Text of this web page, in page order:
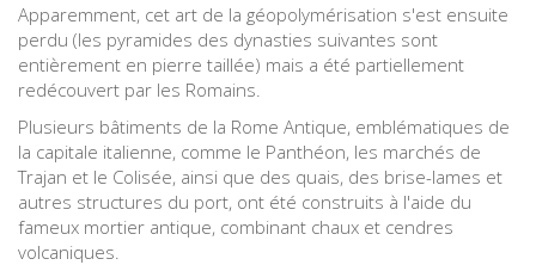
Apparemment, cet art de la géopolymérisation s'est ensuite
perdu (les pyramides des dynasties suivantes sont
entièrement en pierre taillée) mais a été partiellement
redécouvert par les Romains.
Plusieurs bâtiments de la Rome Antique, emblématiques de
la capitale italienne, comme le Panthéon, les marchés de
Trajan et le Colisée, ainsi que des quais, des brise-lames et
autres structures du port, ont été construits à l'aide du
fameux mortier antique, combinant chaux et cendres
volcaniques.